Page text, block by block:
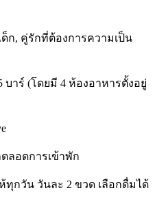
ก, คู่รักที่ต้องการความเป็น
บาร์ (โดยมี 4 ห้องอาหารตั้งอยู่
ลอดการเข้าพัก
ทุกวัน วันละ 2 ขวด เลือกดื่มได้